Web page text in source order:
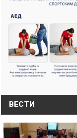
ВЕСТИ